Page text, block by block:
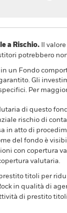
a Rischio. Il
potrebbero
un Fondo
Gli
Per
di questo
rischio di
in atto di
del fondo è
con copertura
valutaria.
titoli per
in qualità di
di prestito